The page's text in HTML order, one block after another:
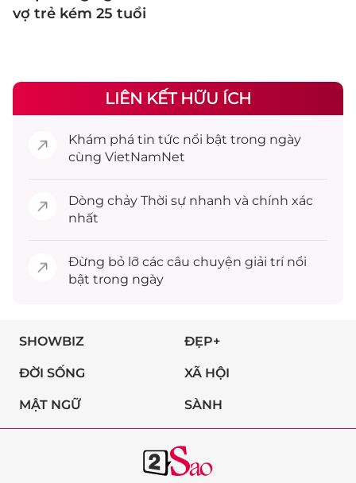
vợ trẻ kém 25 tuổi
LIÊN KẾT HỮU ÍCH
Khám phá tin tức nổi bật trong ngày
cùng VietNamNet
Dòng chảy Thời sự nhanh và chính xác
nhất
Đừng bỏ lỡ các câu chuyện giải trínổi
bật trong ngày
SHOWBIZ ĐẸP+
ĐỜI SỐNG XÃ HỘI
MẬT NGỮ SÀNH